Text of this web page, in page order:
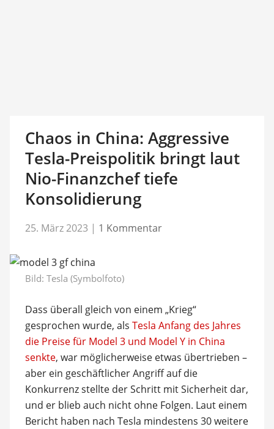
Chaos in China: Aggressive
Tesla-Preispolitik bringt laut
Nio-Finanzchef tiefe
Konsolidierung
25. März 2023 | 1 Kommentar
Bild: Tesla (Symbolfoto)
Dass überall gleich von einem „Krieg“
gesprochen wurde, als Tesla Anfang des Jahres
die Preise für Model 3 und Model Y in China
senkte, war möglicherweise etwas übertrieben –
aber ein geschäftlicher Angriff auf die
Konkurrenz stellte der Schritt mit Sicherheit dar,
und er blieb auch nicht ohne Folgen. Laut einem
Bericht haben nach Tesla mindestens 30 weitere